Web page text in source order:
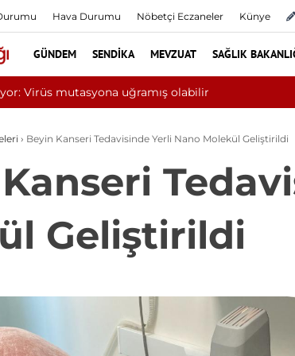
Hava Durumu Nöbetçi Eczaneler Künye
GÜNDEM SENDIKA MEVZUAT SAĞLIK
Yılın ilk 6 ayında 10 bini aşkın hasta hiperbarik
› Beyin Kanseri Tedavisinde Yerli Nano Molekül Geliştirildi
Geliştirildi